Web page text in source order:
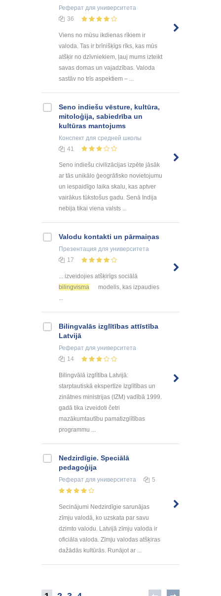
Реферат для университета
36
Viens no mūsu ikdienas rīkiem ir
valoda. Tas ir brīnišķīgs rīks, kas mūs
atšķir no dzīvniekiem, ļauj mums izteikt
savas domas un vajadzības. Valoda
sastāv no trīs aspektiem – ...
Seno indiešu vēsture, kultūra,
mitoloģija, sabiedrība un
kultūras mantojums
Конспект для средней школы
41
Seno indiešu civilizācijas izpēte jāsāk
ar tās unikālo ģeogrāfisko novietojumu
un iespaidīgo laika skalu, kas aptver
vairākus tūkstošus gadu. Senā Indija
nebija tikai viena valsts ...
Valodu kontakti un pārmaiņas
Презентация для университета
17
... izveidojies atšķirīgs sociālā
bilingvisma
modelis, kas izpaudies
...
Bilingvalās izglītības attīstība
Latvijā
Реферат для университета
14
Bilingvālā izglītība Latvijā:
starptautiskā ekspertīze Izglītības un
zinātnes ministrijas (IZM) vadībā 1999.
gadā tika izveidoti četri
mazākumtautību pamatizglītības
programmu ...
Nedzirdīgie. Speciālā
pedagoģija
Реферат для университета 5
Secinājumi Nedzirdīgie sarunājas
zīmju valodā, ko uzskata par savu
dzimto valodu. Latvijā zīmju valoda ir
oficiāla valoda. Zīmju valodas atšķiras
dažādās kultūrās. Runājot ar ...